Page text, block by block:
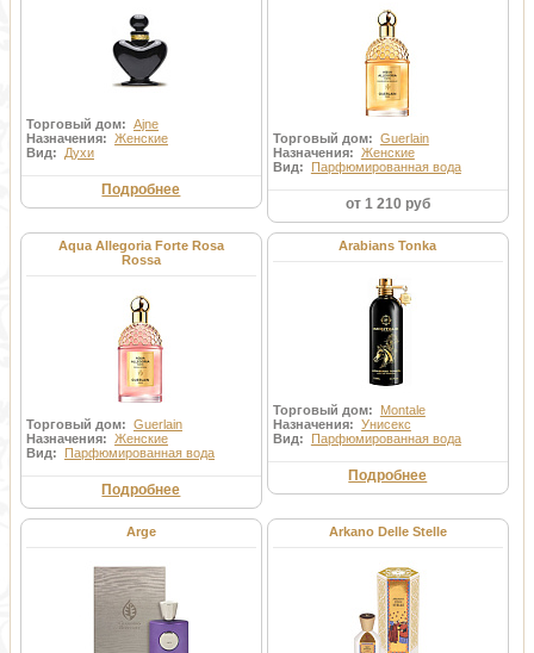
Торговый дом: Ajne
Назначения: Женские
Вид: Духи
Подробнее
Торговый дом: Guerlain
Назначения: Женские
Вид: Парфюмированная вода
от 1 210 руб
Aqua Allegoria Forte Rosa
Rossa
Торговый дом: Guerlain
Назначения: Женские
Вид: Парфюмированная вода
Подробнее
Arabians Tonka
Торговый дом: Montale
Назначения: Унисекс
Вид: Парфюмированная вода
Подробнее
Arge Arkano Delle Stelle